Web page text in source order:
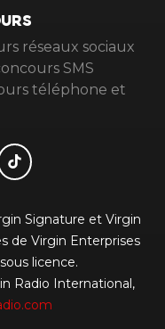
réseaux sociaux
SMS
téléphone et
Signature et Virgin
de Virgin Enterprises
licence.
Radio International,